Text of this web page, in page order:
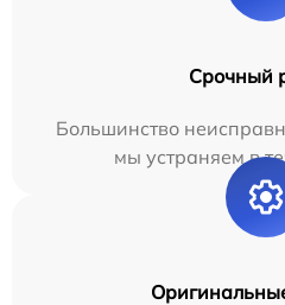
Срочный
Большинство
мы устраняем в